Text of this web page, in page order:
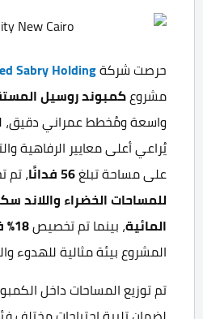
حرصت شركةSabry Holding
مشروعكمبوند روسيل
واسعة ومُخطط عمراني دقيق،
يُراعي أعلى معايير الرفاهية
على مساحة تبلغ56 فدانًا،
للمساحات الخضراء واللاند
المائية، بينما تم تخصيص18%
المشروع بيئة مثالية للهدوء
تم توزيع المساحات داخل